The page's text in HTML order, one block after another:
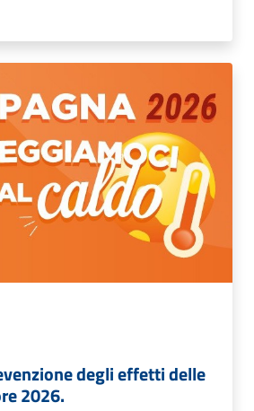
degli effetti delle
2026.